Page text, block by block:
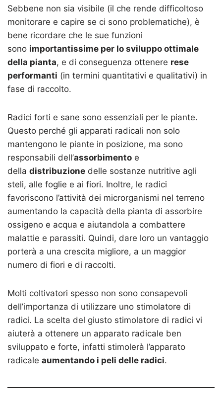
Sebbene non sia visibile (il che rende difficoltoso
monitorare e capire se ci sono problematiche), è
bene ricordare che le sue funzioni
sono importantissime per lo sviluppo ottimale
della pianta, e di conseguenza ottenere rese
performanti (in termini quantitativi e qualitativi) in
fase di raccolto.
Radici forti e sane sono essenziali per le piante.
Questo perché gli apparati radicali non solo
mantengono le piante in posizione, ma sono
responsabili dell’assorbimento e
della distribuzione delle sostanze nutritive agli
steli, alle foglie e ai fiori. Inoltre, le radici
favoriscono l’attività dei microrganismi nel terreno
aumentando la capacità della pianta di assorbire
ossigeno e acqua e aiutandola a combattere
malattie e parassiti. Quindi, dare loro un vantaggio
porterà a una crescita migliore, a un maggior
numero di fiori e di raccolti.
Molti coltivatori spesso non sono consapevoli
dell’importanza di utilizzare uno stimolatore di
radici. La scelta del giusto stimolatore di radici vi
aiuterà a ottenere un apparato radicale ben
sviluppato e forte, infatti stimolerà l’apparato
radicale aumentando i peli delle radici.